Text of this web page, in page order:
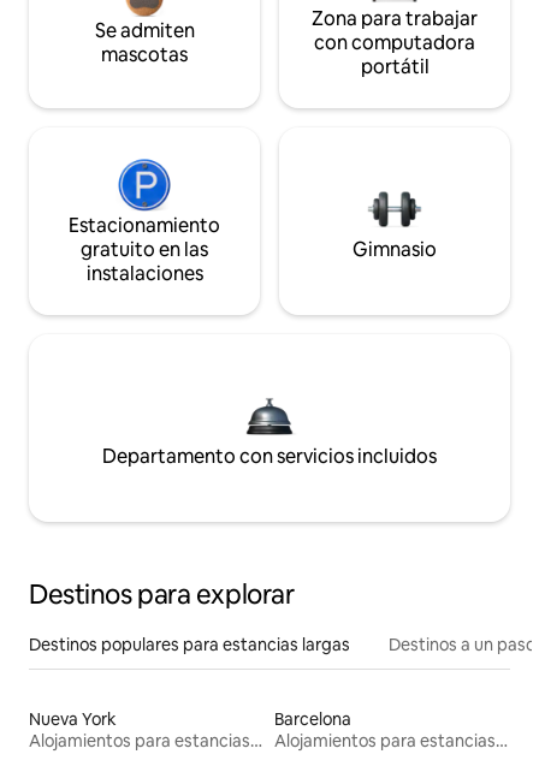
Se admiten
mascotas
Zona para trabajar
con computadora
portátil
Estacionamiento
gratuito en las
instalaciones
Gimnasio
Departamento con servicios incluidos
Destinos para explorar
Destinos populares para estancias largas Destinos a un
Nueva York
Alojamientos para estancias largas
Barcelona
Alojamientos para estancias largas